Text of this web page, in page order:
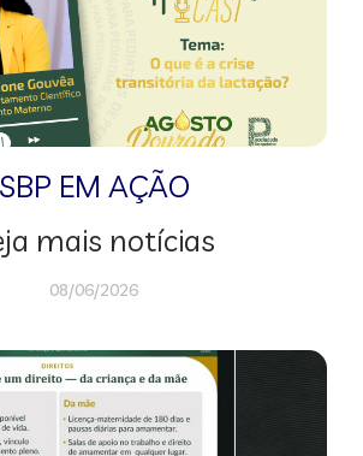
SBP EM AÇÃO
mais notícias
08/06/2026